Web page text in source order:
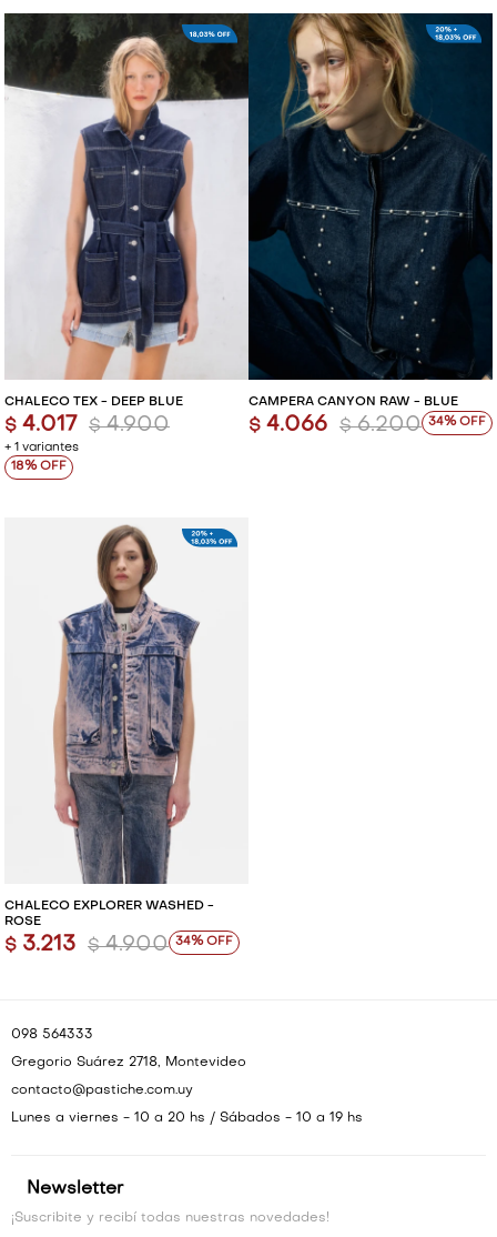
CHALECO TEX - DEEP BLUE
+ 1 variantes
$ 4.017 $ 4.900
18
CAMPERA CANYON RAW - BLUE
$ 4.066 $ 6.200 34
CHALECO EXPLORER WASHED -
ROSE
$ 3.213 $ 4.900 34
Newsletter
¡Suscribite y recibí todas nuestras novedades!
098 564333
Gregorio Suárez 2718, Montevideo
contacto@pastiche.com.uy
Lunes a viernes - 10 a 20 hs / Sábados - 10 a 19 hs